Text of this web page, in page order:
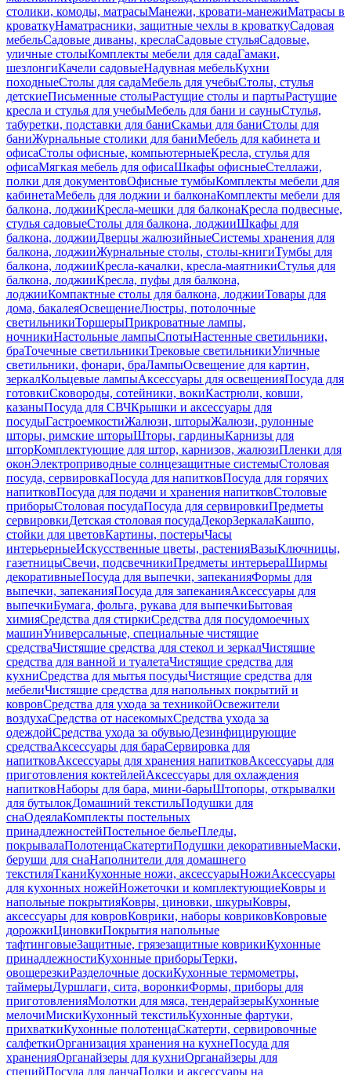
столики, комоды, матрасыМанежи, кровати-манежиМатрасы в
кроваткуНаматрасники, защитные чехлы в кроваткуСадовая
мебельСадовые диваны, креслаСадовые стульяСадовые,
уличные столыКомплекты мебели для садаГамаки,
шезлонгиКачели садовыеНадувная мебельКухни
походныеСтолы для садаМебель для учебыСтолы, стулья
детскиеПисьменные столыРастущие столы и партыРастущие
кресла и стулья для учебыМебель для бани и сауныСтулья,
табуретки, подставки для баниСкамьи для баниСтолы для
баниЖурнальные столики для баниМебель для кабинета и
офисаСтолы офисные, компьютерныеКресла, стулья для
офисаМягкая мебель для офисаШкафы офисныеСтеллажи,
полки для документовОфисные тумбыКомплекты мебели для
кабинетаМебель для лоджии и балконаКомплекты мебели для
балкона, лоджииКресла-мешки для балконаКресла подвесные,
стулья садовыеСтолы для балкона, лоджииШкафы для
балкона, лоджииДверцы жалюзийныеСистемы хранения для
балкона, лоджииЖурнальные столы, столы-книгиТумбы для
балкона, лоджииКресла-качалки, кресла-маятникиСтулья для
балкона, лоджииКресла, пуфы для балкона,
лоджииКомпактные столы для балкона, лоджииТовары для
дома, бакалеяОсвещениеЛюстры, потолочные
светильникиТоршерыПрикроватные лампы,
ночникиНастольные лампыСпотыНастенные светильники,
браТочечные светильникиТрековые светильникиУличные
светильники, фонари, браЛампыОсвещение для картин,
зеркалКольцевые лампыАксессуары для освещенияПосуда для
готовкиСковороды, сотейники, вокиКастрюли, ковши,
казаныПосуда для СВЧКрышки и аксессуары для
посудыГастроемкостиЖалюзи, шторыЖалюзи, рулонные
шторы, римские шторыШторы, гардиныКарнизы для
шторКомплектующие для штор, карнизов, жалюзиПленки для
оконЭлектроприводные солнцезащитные системыСтоловая
посуда, сервировкаПосуда для напитковПосуда для горячих
напитковПосуда для подачи и хранения напитковСтоловые
приборыСтоловая посудаПосуда для сервировкиПредметы
сервировкиДетская столовая посудаДекорЗеркалаКашпо,
стойки для цветовКартины, постерыЧасы
интерьерныеИскусственные цветы, растенияВазыКлючницы,
газетницыСвечи, подсвечникиПредметы интерьераШирмы
декоративныеПосуда для выпечки, запеканияФормы для
выпечки, запеканияПосуда для запеканияАксессуары для
выпечкиБумага, фольга, рукава для выпечкиБытовая
химияСредства для стиркиСредства для посудомоечных
машинУниверсальные, специальные чистящие
средстваЧистящие средства для стекол и зеркалЧистящие
средства для ванной и туалетаЧистящие средства для
кухниСредства для мытья посудыЧистящие средства для
мебелиЧистящие средства для напольных покрытий и
ковровСредства для ухода за техникойОсвежители
воздухаСредства от насекомыхСредства ухода за
одеждойСредства ухода за обувьюДезинфицирующие
средстваАксессуары для бараСервировка для
напитковАксессуары для хранения напитковАксессуары для
приготовления коктейлейАксессуары для охлаждения
напитковНаборы для бара, мини-барыШтопоры, открывалки
для бутылокДомашний текстильПодушки для
снаОдеялаКомплекты постельных
принадлежностейПостельное бельеПледы,
покрывалаПолотенцаСкатертиПодушки декоративныеМаски,
беруши для снаНаполнители для домашнего
текстиляТканиКухонные ножи, аксессуарыНожиАксессуары
для кухонных ножейНожеточки и комплектующиеКовры и
напольные покрытияКовры, циновки, шкурыКовры,
аксессуары для ковровКоврики, наборы ковриковКовровые
дорожкиЦиновкиПокрытия напольные
тафтинговыеЗащитные, грязезащитные коврикиКухонные
принадлежностиКухонные приборыТерки,
овощерезкиРазделочные доскиКухонные термометры,
таймерыДуршлаги, сита, воронкиФормы, приборы для
приготовленияМолотки для мяса, тендерайзерыКухонные
мелочиМискиКухонный текстильКухонные фартуки,
прихваткиКухонные полотенцаСкатерти, сервировочные
салфеткиОрганизация хранения на кухнеПосуда для
храненияОрганайзеры для кухниОрганайзеры для
специйПосуда для ланчаПолки и аксессуары на